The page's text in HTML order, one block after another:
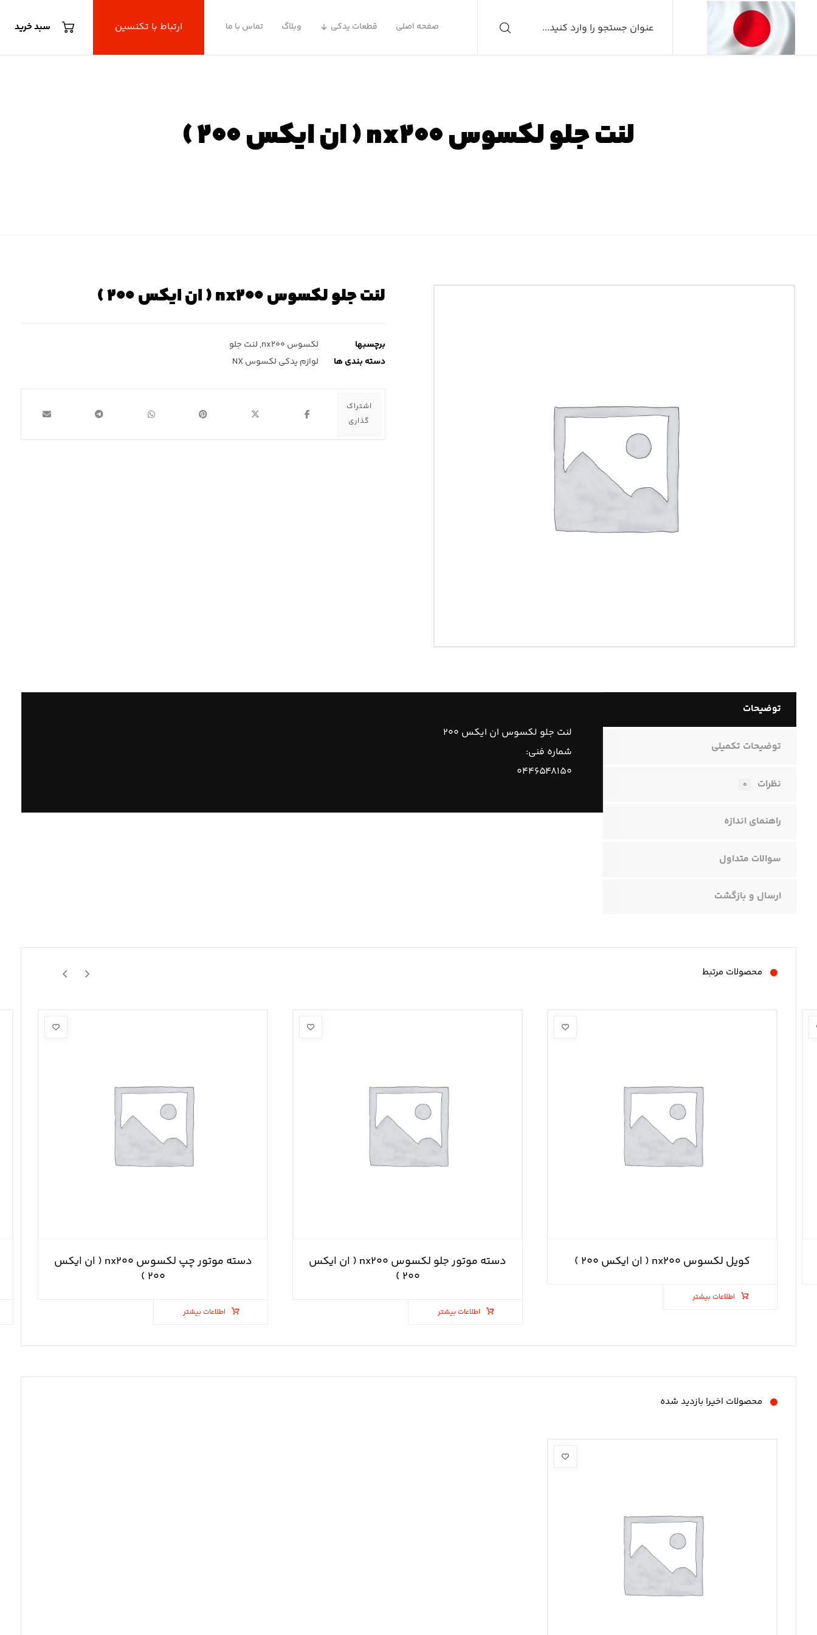
سبد خرید ارتباط با تکنسین صفحه اصلی قطعات یدکی وبلاگ تماس با ما
لنت جلو لکسوس nx۲۰۰ ( ان ایکس ۲۰۰ )
لنت جلو لکسوس nx۲۰۰ ( ان ایکس ۲۰۰ )
برچسبها لکسوس nx۲۰۰ , لنت جلو
دسته بندی ها
لوازم یدکی لکسوس NX
توضیحات
توضیحات تکمیلی
نظرات ۰
راهنمای اندازه
سوالات متداول
ارسال و بازگشت
لنت جلو لکسوس ان ایکس ۲۰۰
شماره فنی:
۰۴۴۶۵۴۸۱۵۰
محصولات مرتبط
کویل لکسوس nx۲۰۰ ( ان ایکس ۲۰۰ )
اطلاعات بیشتر
دسته موتور جلو لکسوس nx۲۰۰ ( ان ایکس
۲۰۰ )
اطلاعات بیشتر
دسته موتور چپ لکسوس nx۲۰۰ ( ان ایکس
۲۰۰ )
اطلاعات بیشتر
محصولات اخیرا بازدید شده